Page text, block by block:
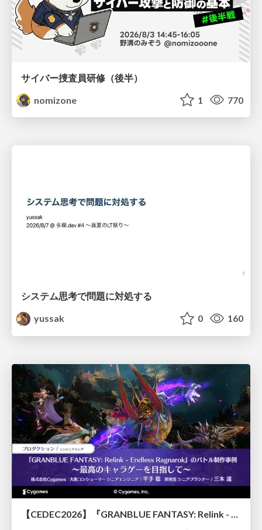
サイバー捜査員研修（後半）
nomizone
1 770
システム思考で問題に対処する
yussak
0 160
【CEDEC2026】『GRANBLUE FANTASY: Relink - Endless Ragnarok』のバトル制作事例 ～最高のキャラゲーを目指して～